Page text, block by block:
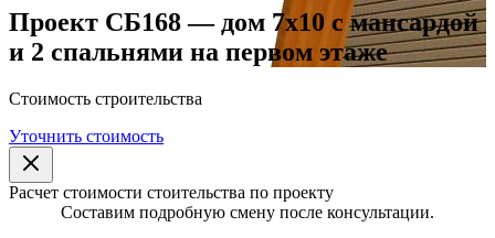
Проект СБ168 — дом 7х10 с мансардой
и 2 спальнями на первом этаже
Стоимость строительства
Уточнить стоимость
Расчет стоимости стоительства по проекту
Составим подробную смену после консультации.